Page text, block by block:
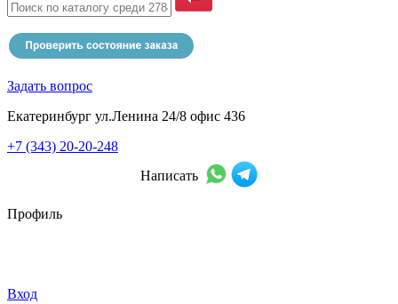
Задать вопрос
Екатеринбург ул.Ленина 24/8 офис 436
+7 (343) 20-20-248
Написать
Профиль
Вход